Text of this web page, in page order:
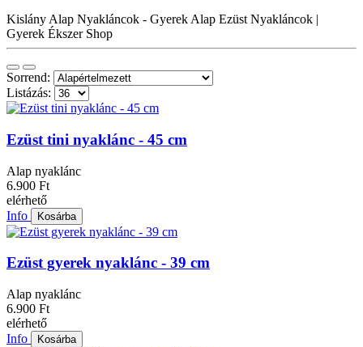
Kislány Alap Nyakláncok - Gyerek Alap Ezüst Nyakláncok |
Gyerek Ékszer Shop
Sorrend:
Listázás:
Ezüst tini nyaklánc - 45 cm
Alap nyaklánc
6.900 Ft
elérhető
Info
Kosárba
Ezüst gyerek nyaklánc - 39 cm
Alap nyaklánc
6.900 Ft
elérhető
Info
Kosárba